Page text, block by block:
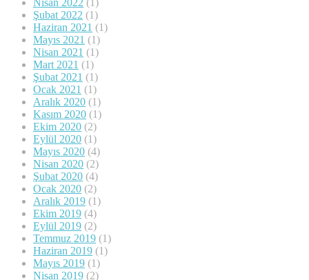
Şubat 2022 (1)
Haziran 2021 (1)
Mayıs 2021 (1)
Nisan 2021 (1)
Mart 2021 (1)
Şubat 2021 (1)
Ocak 2021 (1)
Aralık 2020 (1)
Kasım 2020 (1)
Ekim 2020 (2)
Eylül 2020 (1)
Mayıs 2020 (4)
Nisan 2020 (2)
Şubat 2020 (4)
Ocak 2020 (2)
Aralık 2019 (1)
Ekim 2019 (4)
Eylül 2019 (2)
Temmuz 2019 (1)
Haziran 2019 (1)
Mayıs 2019 (1)
Nisan 2019 (2)